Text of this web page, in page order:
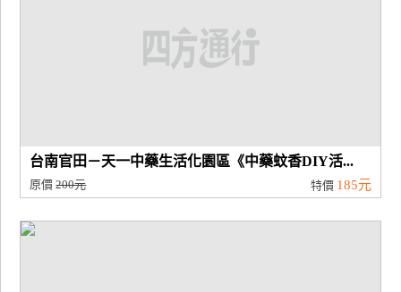
台南官田－天一中藥生活化園區《中藥蚊香DIY活...
原價200元 特價 185元